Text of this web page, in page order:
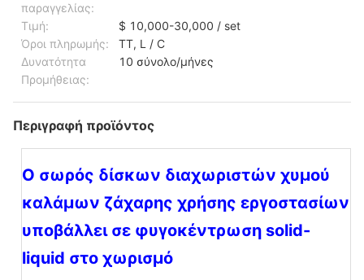
παραγγελίας:
Τιμή:
$ 10,000-30,000 / set
Όροι πληρωμής:
TT, L / C
Δυνατότητα
Προμήθειας:
10 σύνολο/μήνες
Περιγραφή προϊόντος
Ο σωρός δίσκων διαχωριστών χυμού
καλάμων ζάχαρης χρήσης εργοστασίων
υποβάλλει σε φυγοκέντρωση solid-
liquid στο χωρισμό